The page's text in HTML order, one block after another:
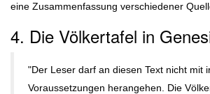
eine Zusammenfassung verschiedener
4. Die Völkertafel in
"Der Leser darf an diesen Text nicht mit
Voraussetzungen herangehen. Die